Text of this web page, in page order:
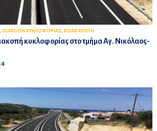
ΔΙΑΚΟΠΗ ΚΥΚΛΟΦΟΡΙΑΣ, ΒΟΑΚ ΚΡΗΤΗ
κυκλοφορίας στο τμήμα Αγ. Νικόλαος-